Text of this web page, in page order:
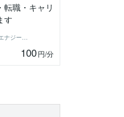
転職・キャリ
す
伊集院正＠ピープルエナジー株式会社
100円/分